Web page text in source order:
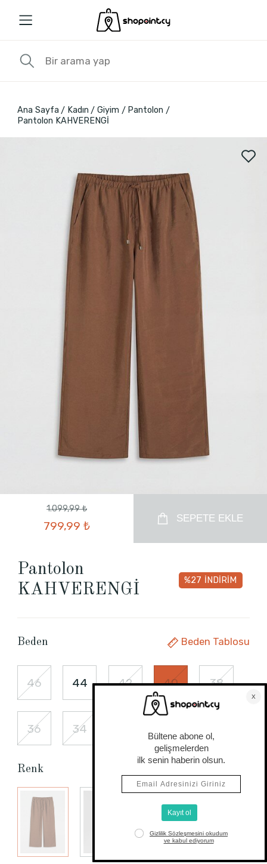
Ana Sayfa Kadın Giyim
Pantolon
Pantolon KAHVERENGİ
1.099,99 ₺
799,99 ₺
SEPETE EKLE
Pantolon
KAHVERENGİ
%27 İNDİRİM
Beden Beden Tablosu
46 44 42 40 38
36 34
Renk